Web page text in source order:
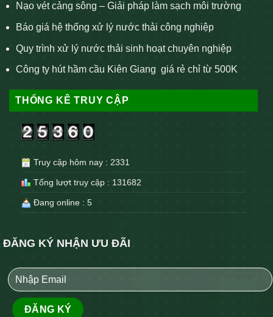
Nạo vét cảng sông – Giải pháp làm sạch môi trường
Báo giá hệ thống xử lý nước thải công nghiệp
Quy trình xử lý nước thải sinh hoạt chuyên nghiệp
Công ty hút hầm cầu Kiên Giang giá rẻ chỉ từ 500K
THỐNG KÊ TRUY CẬP
Truy cập hôm nay : 2331
Tổng lượt truy cập : 131682
Đang online : 5
ĐĂNG KÝ NHẬN ƯU ĐÃI